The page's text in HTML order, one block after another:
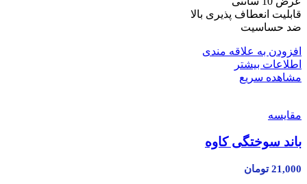
قابلیت انعطاف پذیری بالا
ضد حساسیت
افزودن به علاقه مندی
اطلاعات بیشتر
مشاهده سریع
مقایسه
باند سوختگی کاوه
21,000 تومان